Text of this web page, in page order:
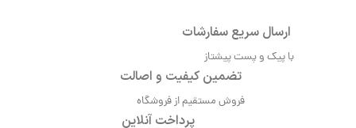
ارسال سریع سفارشات
با پیک و پست پیشتاز
تضمین کیفیت و اصالت
فروش مستقیم از فروشگاه
پرداخت آنلاین